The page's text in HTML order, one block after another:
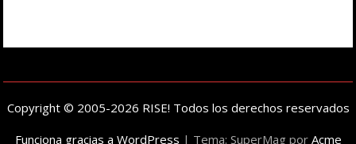
Copyright © 2005-2026 RISE! Todos los derechos reservados
Funciona gracias a WordPress | Tema: SuperMag por Acme